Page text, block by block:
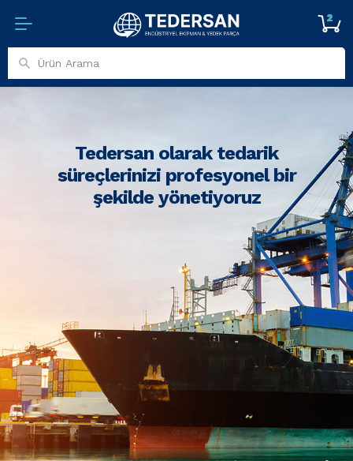
2
Tedersan olarak tedarik
süreçlerinizi profesyonel bir
şekilde yönetiyoruz